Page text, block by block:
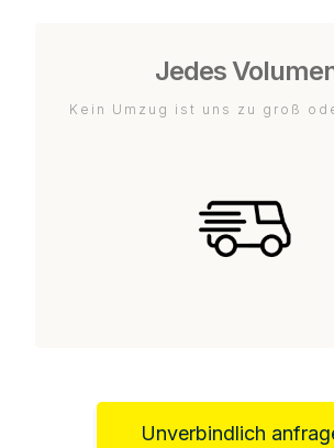
Jedes
Kein Umzug ist uns zu groß
Unverbindlich